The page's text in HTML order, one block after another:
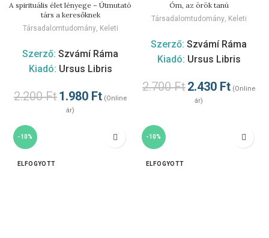
A spirituális élet lényege – Útmutató
társ a keresőknek
Társadalomtudomány, Keleti
Szerző: Szvámí Ráma
Kiadó: Ursus Libris
2.200Ft1.980 Ft (Online
ár)
Óm, az örök tanú
Társadalomtudomány, Keleti
Szerző: Szvámí Ráma
Kiadó: Ursus Libris
2.700Ft2.430 Ft (Online
ár)
-10%
ELFOGYOTT
-10%
ELFOGYOTT